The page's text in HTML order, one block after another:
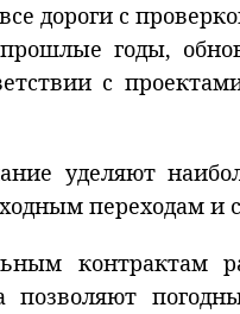
дороги с
годы,
с
уделяют
переходам и
контрактам
позволяют